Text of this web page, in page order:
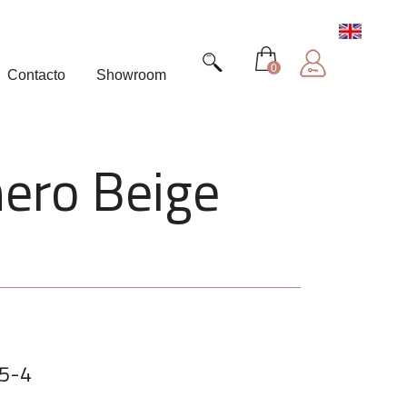
Contacto Showroom 0
Beige
4